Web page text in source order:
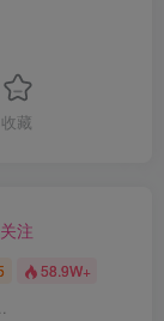
收藏
关注
58.9W+